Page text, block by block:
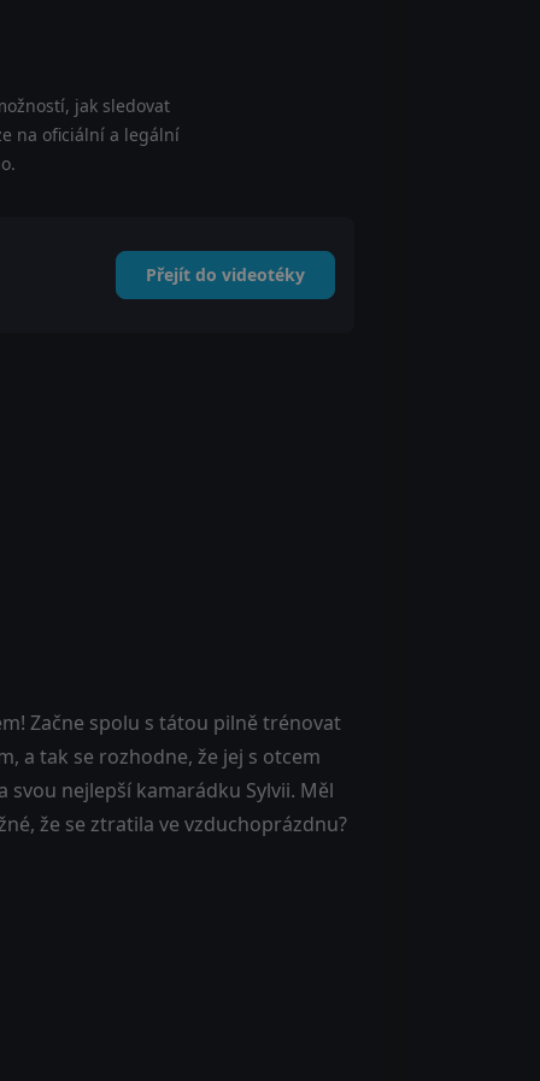
jak sledovat
na oficiální a legální
Přejít do videotéky
Začne spolu s tátou pilně trénovat
a tak se rozhodne, že jej s otcem
nejlepší kamarádku Sylvii. Měl
že se ztratila ve vzduchoprázdnu?